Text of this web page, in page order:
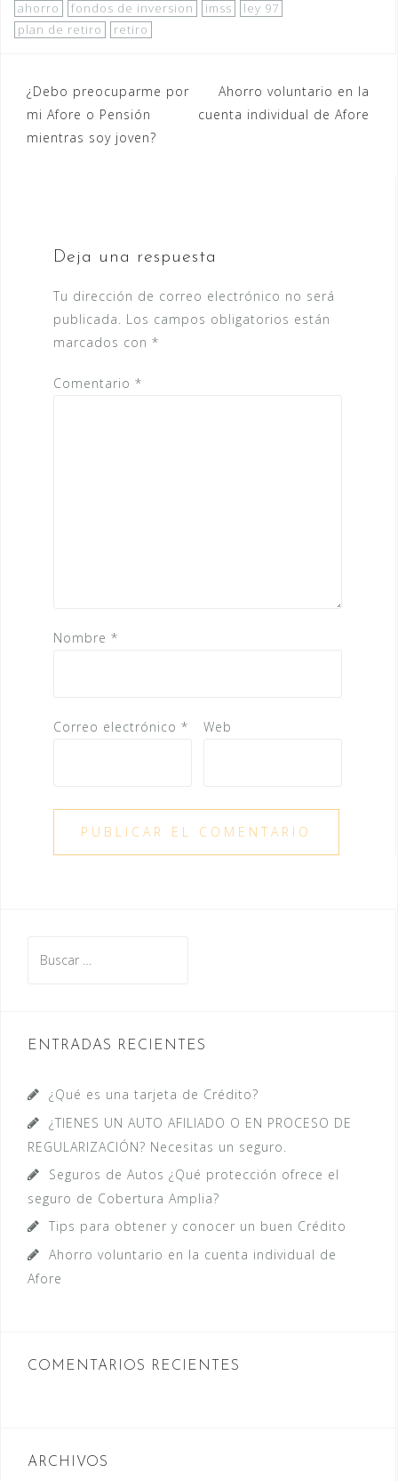
ahorro fondos de inversion imss
ley 97
plan de retiro
retiro
Navegación
de
entradas
¿Debo preocuparme por
mi Afore o Pensión
mientras soy joven?
Ahorro voluntario en la
cuenta individual de Afore
Deja una respuesta
Tu dirección de correo electrónico no será
publicada. Los campos obligatorios están
marcados con *
Comentario *
Nombre *
Correo electrónico * Web
ENTRADAS RECIENTES
¿Qué es una tarjeta de Crédito?
¿TIENES UN AUTO AFILIADO O EN PROCESO DE
REGULARIZACIÓN? Necesitas un seguro.
Seguros de Autos ¿Qué protección ofrece el
seguro de Cobertura Amplia?
Tips para obtener y conocer un buen Crédito
Ahorro voluntario en la cuenta individual de
Afore
COMENTARIOS RECIENTES
ARCHIVOS